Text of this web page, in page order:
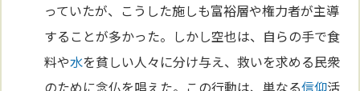
っていたが、こうした施しも富裕層や権力者が主導
することが多かった。しかし空也は、自らの手で食
料や水を貧しい人々に分け与え、救いを求める民衆